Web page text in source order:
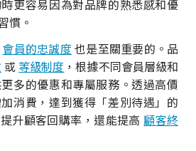
更容易因為對品牌的熟悉感和優
慣。
會員的忠誠度 也是至關重要的。品
或等級制度 ，根據不同會員層級和
多的優惠和專屬服務。透過高價
消費，達到獲得「差別待遇」的
升顧客回購率，還能提高 顧客終